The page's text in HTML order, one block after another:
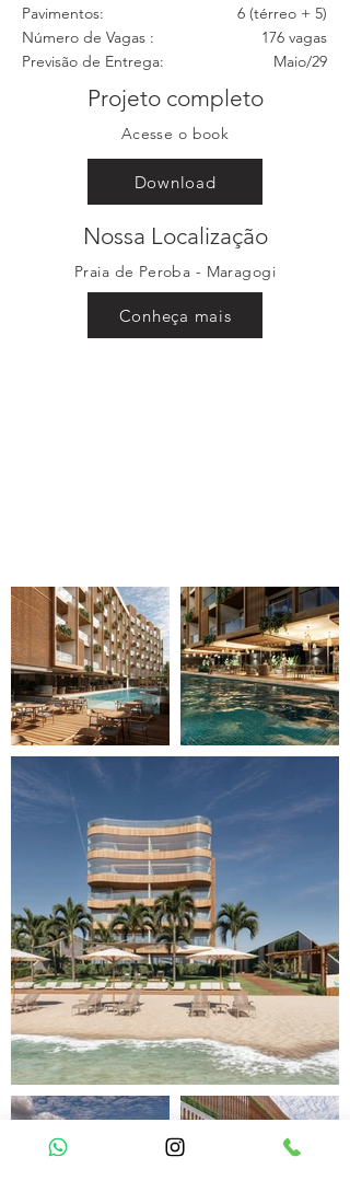
Pavimentos:
Número de Vagas :
Previsão de Entrega:
6 (térreo + 5)
176 vagas
Maio/29
Projeto completo
Acesse o book
Download
Nossa Localização
Praia de Peroba - Maragogi
Conheça mais